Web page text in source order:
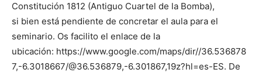
Constitución 1812 (Antiguo Cuartel de la Bomba),
si bien está pendiente de concretar el aula para el
seminario. Os facilito el enlace de la
ubicación: https://www.google.com/maps/dir//36.536878
7,-6.3018667/@36.536879,-6.301867,19z?hl=es-ES. De